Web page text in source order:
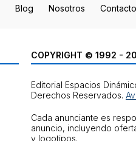
Blog Nosotros Contacto
COPYRIGHT © 1992 -
Editorial Espacios
Derechos Reservados.
Cada anunciante es
anuncio, incluyendo
y logotipos.